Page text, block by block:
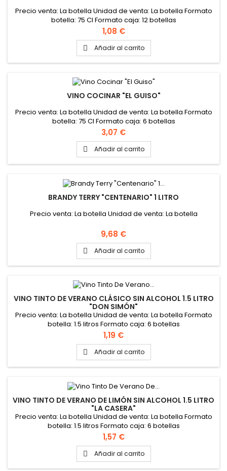
Precio venta: La botella Unidad de venta: La botella Formato
botella: 75 Cl Formato caja: 12 botellas
Precio
1,08 €
 Añadir al carrito
VINO COCINAR "EL GUISO"
Precio venta: La botella Unidad de venta: La botella Formato
botella: 75 Cl Formato caja: 6 botellas
Precio
3,07 €
 Añadir al carrito
BRANDY TERRY "CENTENARIO" 1 LITRO
Precio venta: La botella Unidad de venta: La botella
Precio
9,68 €
 Añadir al carrito
VINO TINTO DE VERANO CLÁSICO SIN ALCOHOL 1.5 LITRO
"DON SIMÓN"
Precio venta: La botella Unidad de venta: La botella Formato
botella: 1.5 litros Formato caja: 6 botellas
Precio
1,19 €
 Añadir al carrito
VINO TINTO DE VERANO DE LIMÓN SIN ALCOHOL 1.5 LITRO
"LA CASERA"
Precio venta: La botella Unidad de venta: La botella Formato
botella: 1.5 litros Formato caja: 6 botellas
Precio
1,57 €
 Añadir al carrito